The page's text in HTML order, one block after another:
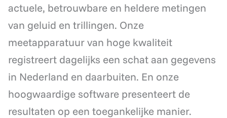
actuele, betrouwbare en heldere metingen
van geluid en trillingen. Onze
meetapparatuur van hoge kwaliteit
registreert dagelijks een schat aan gegevens
in Nederland en daarbuiten. En onze
hoogwaardige software presenteert de
resultaten op een toegankelijke manier.